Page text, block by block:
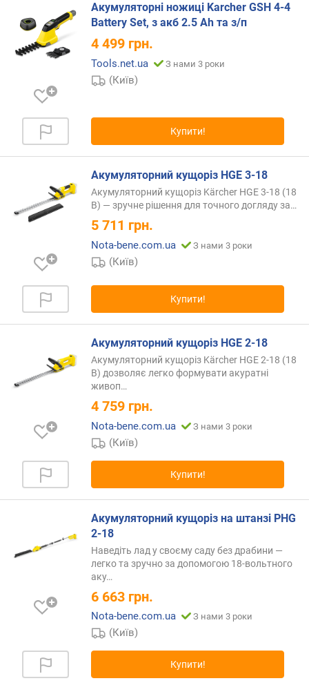
д
о
и
н
а
и
н
м
м
д
в
ж
т
и
с
о
б
(
Акумуляторні ножиці Karcher GSH 4-4
Battery Set, з акб 2.5 Ah та з/п
4 499 грн.
Tools.net.ua З нами 3 роки
(Київ)
Купити!
Акумуляторний кущоріз HGE 3-18
Акумуляторний кущоріз Kärcher HGE 3-18 (18
В) — зручне рішення для точного догляду за…
5 711 грн.
Nota-bene.com.ua З нами 3 роки
(Київ)
Купити!
Акумуляторний кущоріз HGE 2-18
Акумуляторний кущоріз Kärcher HGE 2-18 (18
В) дозволяє легко формувати акуратні
живоп…
4 759 грн.
Nota-bene.com.ua З нами 3 роки
(Київ)
Купити!
Акумуляторний кущоріз на штанзі PHG
2-18
Наведіть лад у своєму саду без драбини —
легко та зручно за допомогою 18-вольтного
аку…
6 663 грн.
Nota-bene.com.ua З нами 3 роки
(Київ)
Купити!